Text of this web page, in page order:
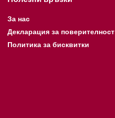
За нас
Декларация за поверителност
Политика за бисквитки